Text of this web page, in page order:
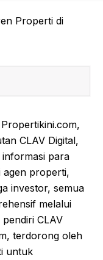
CLAV Digital,
para
agen properti,
investor, semua
melalui
CLAV
terdorong oleh
untuk